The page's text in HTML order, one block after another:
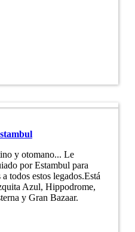
y otomano... Le
por Estambul para
todos estos legados.Está
Azul, Hippodrome,
y Gran Bazaar.